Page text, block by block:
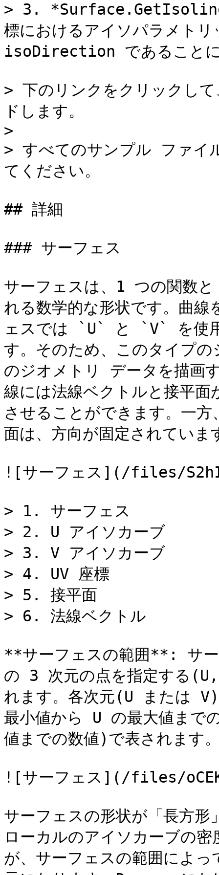
> 3.
標におけるアイソパラメト
isoDirection であることに
> 下のリンクをクリックし
ドします。
>
> すべてのサンプル ファイ
てください。
## 詳細
### サーフェス
サーフェスは、1 つの関数
れる数学的な形状です。曲
ェスでは `U` と `V` を使用
す。そのため、このタイプ
のジオメトリ データを描画
線には法線ベクトルと接平面
させることができます。一
面は、方向が固定されていま
![サーフェス](/files/
> 1. サーフェス
> 2. U アイソカーブ
> 3. V アイソカーブ
> 4. UV 座標
> 5. 接平面
> 6. 法線ベクトル
**サーフェスの範囲**: サー
の 3 次元の点を指定する
れます。各次元(U または
最小値から U の最大値まで
値までの数値)で表されます
![サーフェス](/files/
サーフェスの形状が「長方
ローカルのアイソカーブの
が、サーフェスの範囲によ